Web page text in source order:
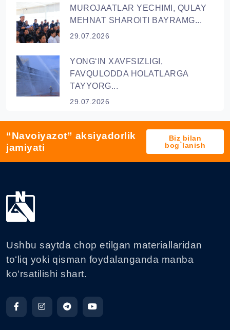
MUROJAATLAR YECHIMI, QULAY
MEHNAT SHAROITI BAYRAMG...
29.07.2026
YONG‘IN XAVFSIZLIGI,
FAVQULODDA HOLATLARGA
TAYYORG...
29.07.2026
“Navoiyazot” aksiyadorlik
jamiyati
Biz bilan
bog`lanish
Ushbu saytda chop etilgan materiallaridan
to‘liq yoki qisman foydalanganda manba
ko‘rsatilishi shart.